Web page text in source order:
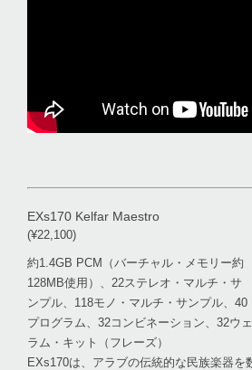
EXs170 Kelfar Maestro
(¥22,100)
約1.4GB PCM（バーチャル・メモリー約
128MB使用）、22ステレオ・マルチ・サ
ンプル、118モノ・マルチ・サンプル、40
プログラム、32コンビネーション、32ウ
ラム・キット（フレーズ）
EXs170は、アラブの伝統的な民族楽器を